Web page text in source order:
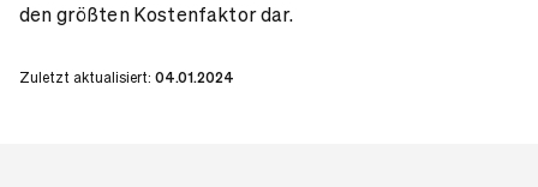
den größten Kostenfaktor dar.
Zuletzt aktualisiert: 04.01.2024